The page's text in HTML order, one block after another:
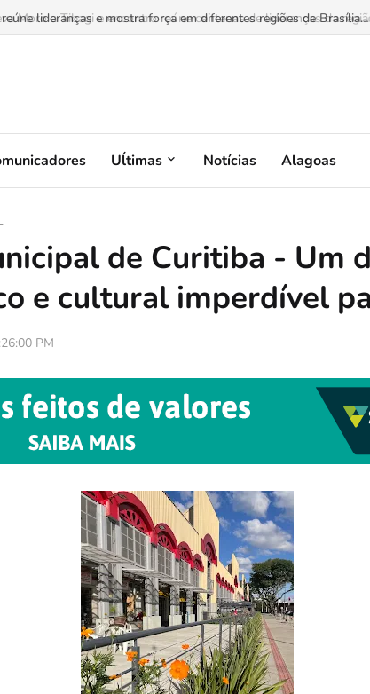
Moro a Tibagi e encontro reúne centenas de lideranças da
Uĺtimas Notícias Alagoas
de Curitiba - Um
e cultural imperdível
PM